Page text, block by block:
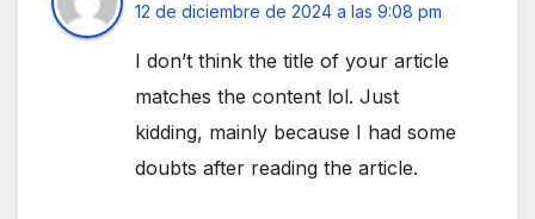
12 de diciembre de 2024 a las 9:08 pm
I don’t think the title of your article
matches the content lol. Just
kidding, mainly because I had some
doubts after reading the article.